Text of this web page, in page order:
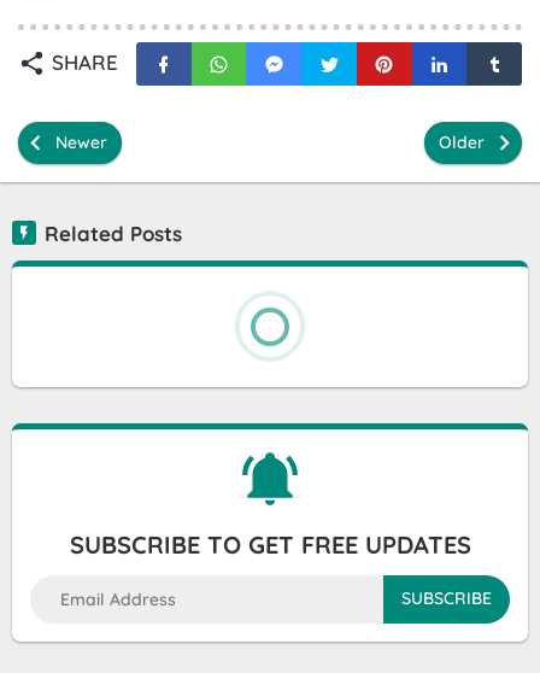
SHARE
Newer Older
Related Posts
SUBSCRIBE TO GET FREE UPDATES